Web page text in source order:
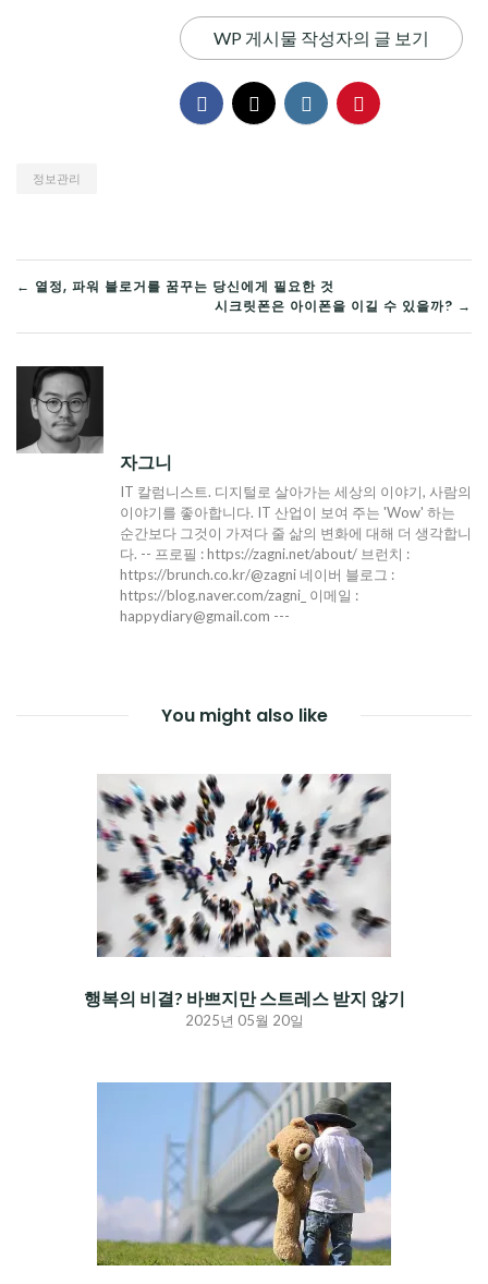
WP 게시물 작성자의 글 보기
정보관리
글
탐
색
← 열정, 파워 블로거를 꿈꾸는 당신에게 필요한 것
시크릿폰은 아이폰을 이길 수 있을까? →
자그니
IT 칼럼니스트. 디지털로 살아가는 세상의 이야기, 사람의
이야기를 좋아합니다. IT 산업이 보여 주는 'Wow' 하는
순간보다 그것이 가져다 줄 삶의 변화에 대해 더 생각합니
다. -- 프로필 : https://zagni.net/about/ 브런치 :
https://brunch.co.kr/@zagni 네이버 블로그 :
https://blog.naver.com/zagni_ 이메일 :
happydiary@gmail.com ---
You might also like
행복의 비결? 바쁘지만 스트레스 받지 않기
2025년 05월 20일